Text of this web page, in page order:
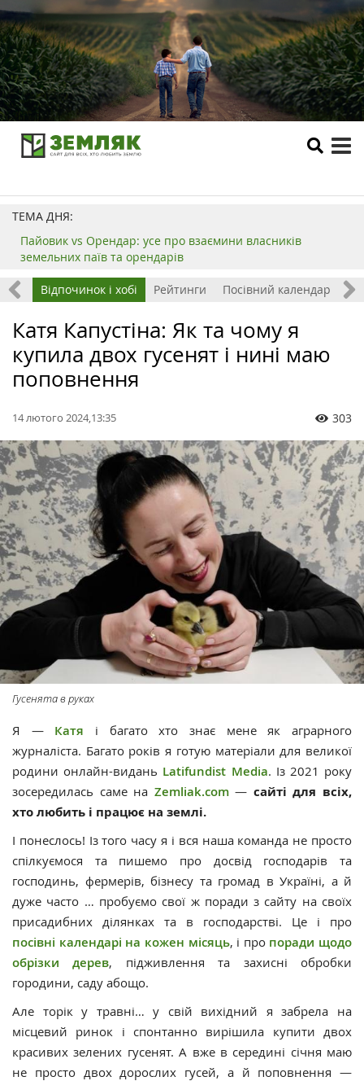
ТЕМА ДНЯ:
Пайовик vs Орендар: усе про взаємини власників
земельних паїв та орендарів
Відпочинок і хобі Рейтинги Посівний календар
Катя Капустіна: Як та чому я
купила двох гусенят і нині маю
поповнення
14 лютого 2024,13:35 303
Гусенята в руках
Я — Катя і багато хто знає мене як аграрного
журналіста. Багато років я готую матеріали для великої
родини онлайн-видань Latifundist Media. Із 2021 року
зосередилась саме на Zemliak.com— сайті для всіх,
хто любить і працює на землі.
І понеслось! Із того часу я і вся наша команда не просто
спілкуємося та пишемо про досвід господарів та
господинь, фермерів, бізнесу та громад в Україні, а й
дуже часто … пробуємо свої ж поради з сайту на своїх
присадибних ділянках та в господарстві. Це і про
посівні календарі на кожен місяць, і про поради щодо
обрізки дерев, підживлення та захисні обробки
городини, саду абощо.
Але торік у травні… у свій вихідний я забрела на
місцевий ринок і спонтанно вирішила купити двох
красивих зелених гусенят. А вже в середині січня маю
не просто двох дорослих гусей, а й поповнення —